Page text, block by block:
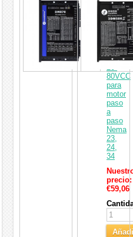
paso
a
paso
digital
0,5-
7,0A
20-
80VCC
para
motor
paso
a
paso
Nema
23,
24,
34
precio:
€59,06